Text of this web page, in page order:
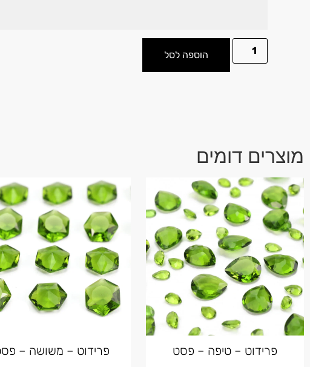
הוספה לסל
מוצרים דומים
פרידוט – טיפה – פסט
פרידוט – משושה –